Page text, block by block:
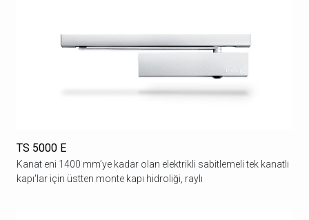
TS 5000 E
Kanat eni 1400 mm’ye kadar olan elektrikli sabitlemeli tek kanatlı
kapı'lar için üstten monte kapı hidroliği, raylı